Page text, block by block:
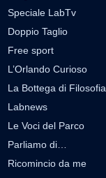
Speciale LabTv
Doppio Taglio
Free sport
L’Orlando Curioso
La Bottega di Filosofia
Labnews
Le Voci del Parco
Parliamo di…
Ricomincio da me